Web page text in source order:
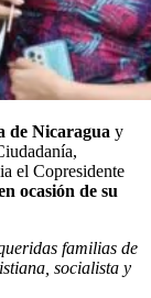
de Nicaragua y
el Copresidente
ocasión de su
familias de
socialista y